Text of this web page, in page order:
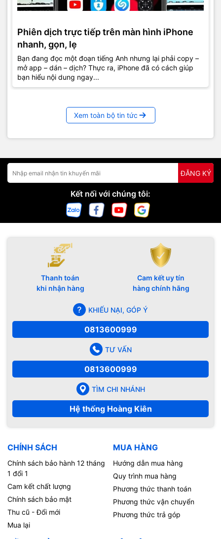
Phiên dịch trực tiếp trên màn hình iPhone
nhanh, gọn, lẹ
Bạn đang đọc một đoạn tiếng Anh nhưng lại phải copy –
mở app – dán – dịch? Thực ra, iPhone đã có cách giúp
bạn hiểu nội dung ngay...
Xem toàn bộ tin tức
ĐĂNG KÝ
Kết nối với chúng tôi:
Thanh toán
khi nhận hàng
Cam kết uy tín
hàng chính hãng
KHIẾU NẠI, GÓP Ý
0813600999
TƯ VẤN
0813600999
TÌM CHI NHÁNH
Hệ thống Hoàng Kiên
CHÍNH SÁCH
Chính sách bảo hành 12 tháng
1 đổi 1
Cam kết chất lượng
Chính sách bảo mật
Thu cũ - Đổi mới
Mua lại
MUA HÀNG
Hướng dẫn mua hàng
Quy trình mua hàng
Phương thức thanh toán
Phương thức vận chuyển
Phương thức trả góp